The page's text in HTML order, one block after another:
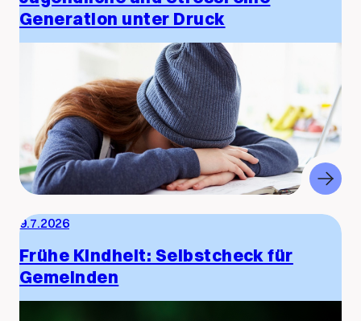
Generation unter Druck
9.7.2026
Frühe Kindheit: Selbstcheck für
Gemeinden